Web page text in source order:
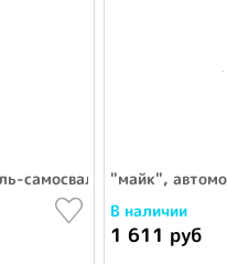
самосвал
"майк",
В наличии
1 611 руб